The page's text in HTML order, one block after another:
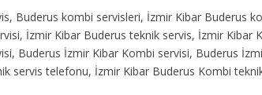
Buderus kombi servisleri, İzmir Kibar Buderus
İzmir Kibar Buderus teknik servis, İzmir
Buderus İzmir Kibar Kombi servisi, Buderus
servis telefonu, İzmir Kibar Buderus Kombi